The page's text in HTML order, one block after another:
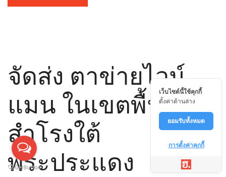
จัดส่ง ตาข่ายไวน์
แมน ในเขตพื้นที่
สำโรงใต้
พระประแดง
เว็บไซต์นี้ใช้คุกกี้
ตั้งค่าด้านล่าง
ยอมรับทั้งหมด
การตั้งค่าคุกกี้